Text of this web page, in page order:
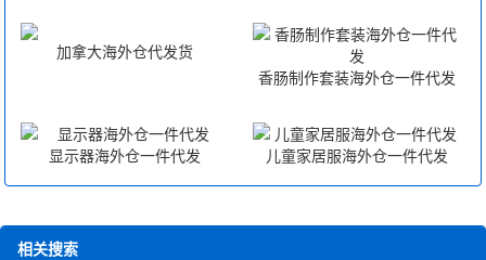
加拿大海外仓代发货
香肠制作套装海外仓一件代发
显示器海外仓一件代发 儿童家居服海外仓一件代发
相关搜索